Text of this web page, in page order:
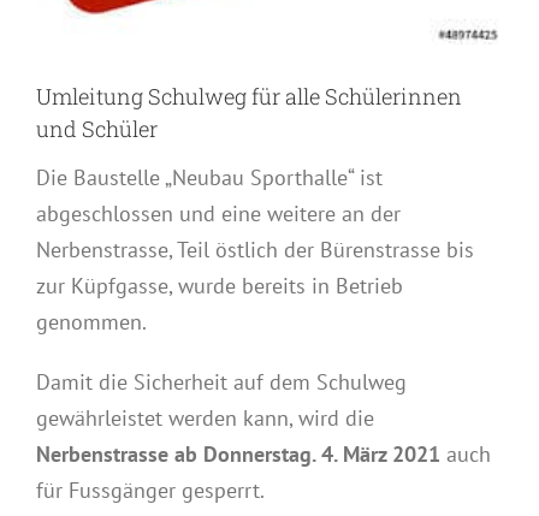
Umleitung Schulweg für alle Schülerinnen
und Schüler
Die Baustelle „Neubau Sporthalle“ ist
abgeschlossen und eine weitere an der
Nerbenstrasse, Teil östlich der Bürenstrasse bis
zur Küpfgasse, wurde bereits in Betrieb
genommen.
Damit die Sicherheit auf dem Schulweg
gewährleistet werden kann, wird die
Nerbenstrasse ab Donnerstag. 4. März 2021 auch
für Fussgänger gesperrt.